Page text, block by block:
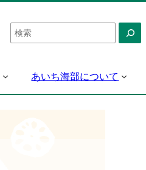
検
索
あいち海部について